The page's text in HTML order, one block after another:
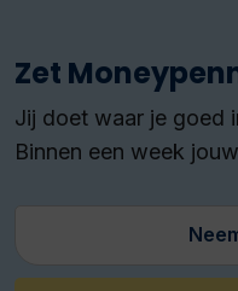
Zet
Jij doet waar je goed
Binnen een week